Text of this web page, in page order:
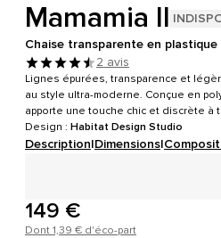
Mamamia II
Chaise transparente en plastique
2 avis
Lignes épurées, transparence et
au style ultra-moderne. Conçue en
apporte une touche chic et discrète à
Design : Habitat Design Studio
Description|Dimensions|
149 €
Dont 1,39 € d'éco-part